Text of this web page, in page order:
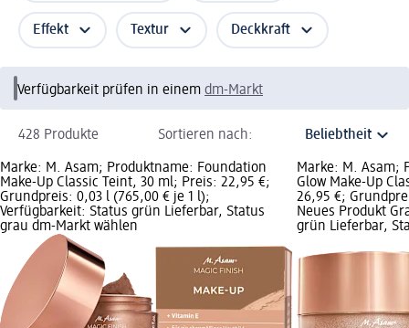
Effekt Textur Deckkraft
Verfügbarkeit prüfen in einem dm-Markt
428 Produkte Sortieren nach:
Marke: M. Asam; Produktname: Foundation
Make-Up Classic Teint, 30 ml; Preis: 22,95 €;
Grundpreis: 0,03 l (765,00 € je 1 l);
Verfügbarkeit: Status grün Lieferbar, Status
grau dm-Markt wählen
Marke: M. Asam;
Glow Make-Up
26,95 €;
Neues Produkt
grün Lieferbar,